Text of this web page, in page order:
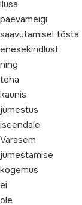
ilusa
päevameigi
saavutamisel tõsta
enesekindlust
ning
teha
kaunis
jumestus
iseendale.
Varasem
jumestamise
kogemus
ei
ole